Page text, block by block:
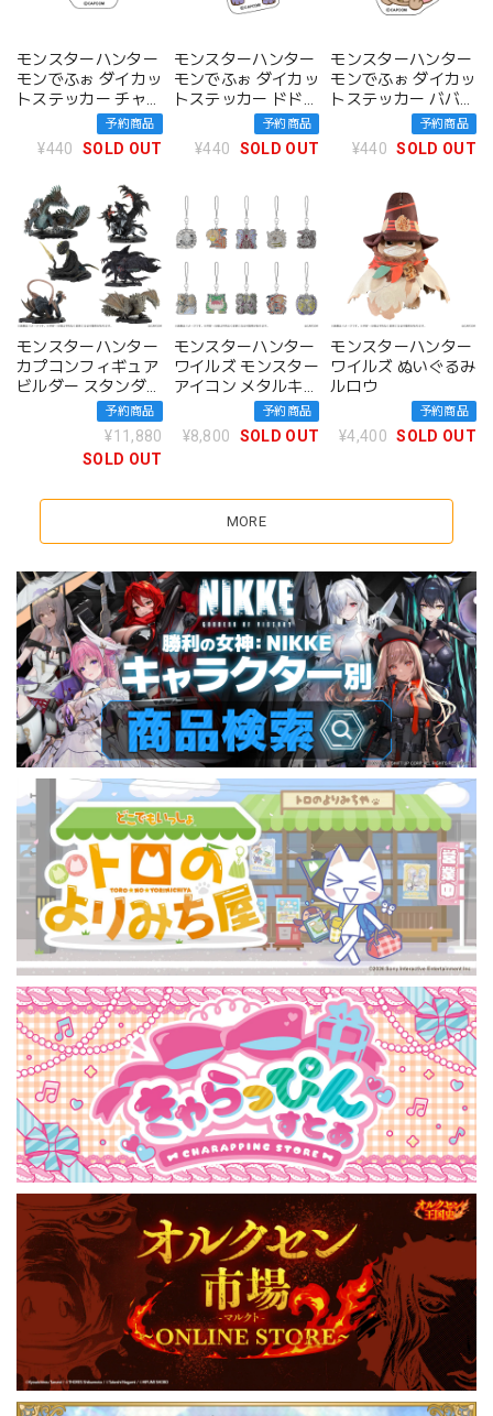
モンスターハンター
モンでふぉ ダイカッ
トステッカー チャタ
予約商品
¥440 SOLD OUT
モンスターハンター
モンでふぉ ダイカッ
トステッカー ドドブ
予約商品
¥440 SOLD OUT
モンスターハンター
モンでふぉ ダイカッ
トステッカー ババコ
予約商品
¥440 SOLD OUT
モンスターハンター
カプコンフィギュア
ビルダー スタンダー
ドモデル Plus
Vol.30 BOX
予約商品
¥11,880
SOLD OUT
モンスターハンター
ワイルズ モンスター
アイコン メタルキー
ホルダー BOX予約商品
¥8,800 SOLD OUT
モンスターハンター
ワイルズ ぬいぐるみ
ルロウ
予約商品
¥4,400 SOLD OUT
MORE